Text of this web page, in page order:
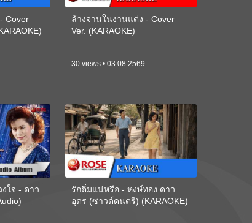
Cover
ล้างจานในงานแต่ง - Cover
Ver. (KARAOKE)
30 views • 03.08.2569
งใจ - ดาว
รักติ๋มแน่หรือ - หงษ์ทอง ดาว
อุดร (ซาวด์ดนตรี) (KARAOKE)